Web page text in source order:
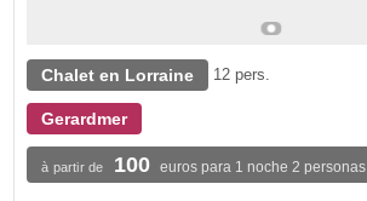
Chalet en Lorraine 12 pers.
Gerardmer
à partir de 100 euros para 1 noche 2 personas